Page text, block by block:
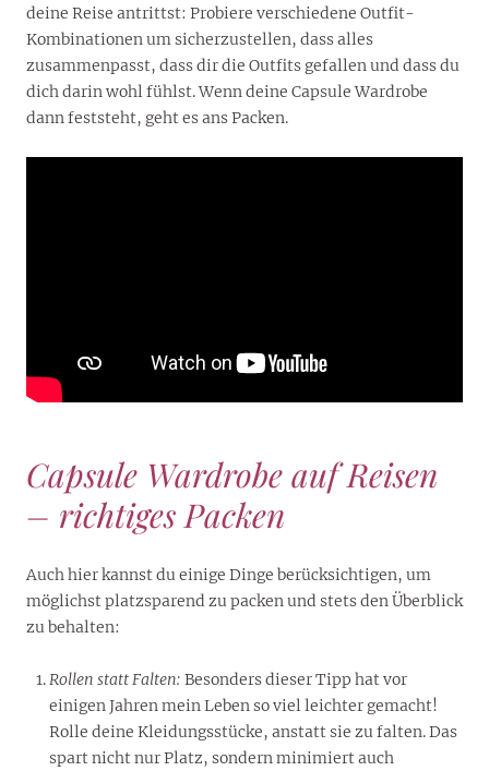
deine Reise antrittst: Probiere verschiedene Outfit-
Kombinationen um sicherzustellen, dass alles
zusammenpasst, dass dir die Outfits gefallen und dass du
dich darin wohl fühlst. Wenn deine Capsule Wardrobe
dann feststeht, geht es ans Packen.
Capsule Wardrobe auf Reisen
– richtiges Packen
Auch hier kannst du einige Dinge berücksichtigen, um
möglichst platzsparend zu packen und stets den Überblick
zu behalten:
Rollen statt Falten: Besonders dieser Tipp hat vor
einigen Jahren mein Leben so viel leichter gemacht!
Rolle deine Kleidungsstücke, anstatt sie zu falten. Das
spart nicht nur Platz, sondern minimiert auch